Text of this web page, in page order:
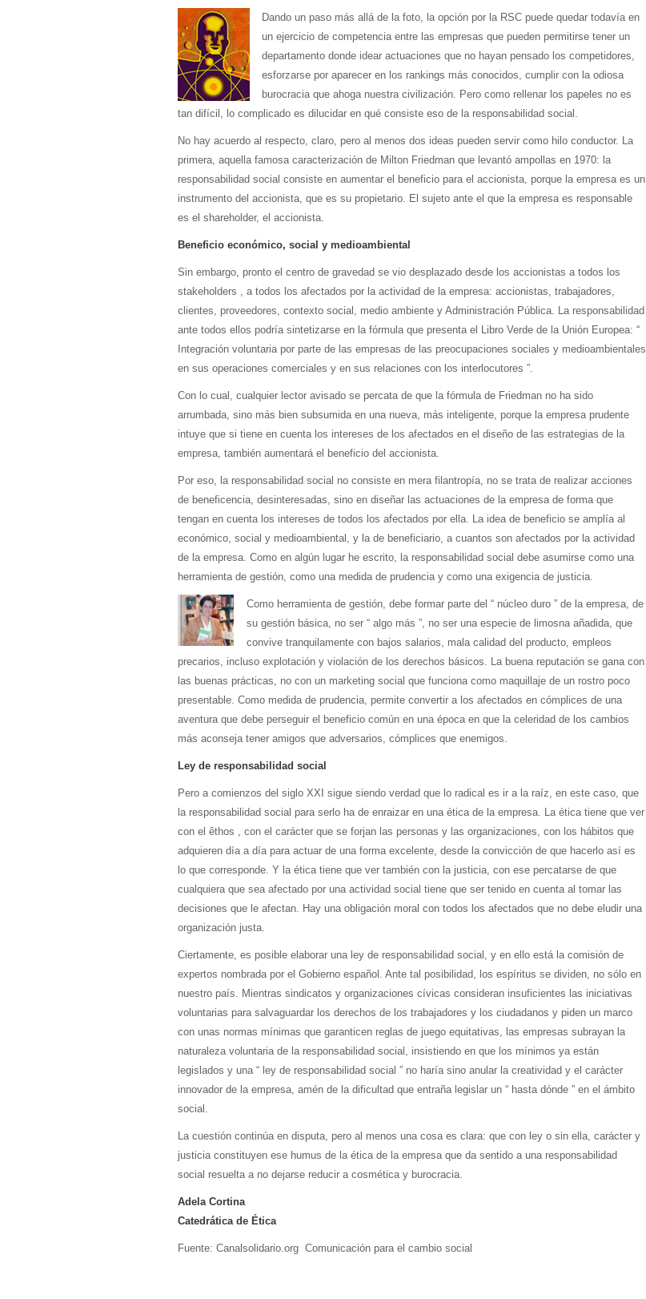
Dando un paso más allá de la foto, la opción por la RSC puede quedar todavía en
un ejercicio de competencia entre las empresas que pueden permitirse tener un
departamento donde idear actuaciones que no hayan pensado los competidores,
esforzarse por aparecer en los rankings más conocidos, cumplir con la odiosa
burocracia que ahoga nuestra civilización. Pero como rellenar los papeles no es
tan difícil, lo complicado es dilucidar en qué consiste eso de la responsabilidad social.
No hay acuerdo al respecto, claro, pero al menos dos ideas pueden servir como hilo conductor. La
primera, aquella famosa caracterización de Milton Friedman que levantó ampollas en 1970: la
responsabilidad social consiste en aumentar el beneficio para el accionista, porque la empresa es un
instrumento del accionista, que es su propietario. El sujeto ante el que la empresa es responsable
es el shareholder, el accionista.
Beneficio económico, social y medioambiental
Sin embargo, pronto el centro de gravedad se vio desplazado desde los accionistas a todos los
stakeholders , a todos los afectados por la actividad de la empresa: accionistas, trabajadores,
clientes, proveedores, contexto social, medio ambiente y Administración Pública. La responsabilidad
ante todos ellos podría sintetizarse en la fórmula que presenta el Libro Verde de la Unión Europea: “
Integración voluntaria por parte de las empresas de las preocupaciones sociales y medioambientales
en sus operaciones comerciales y en sus relaciones con los interlocutores ”.
Con lo cual, cualquier lector avisado se percata de que la fórmula de Friedman no ha sido
arrumbada, sino más bien subsumida en una nueva, más inteligente, porque la empresa prudente
intuye que si tiene en cuenta los intereses de los afectados en el diseño de las estrategias de la
empresa, también aumentará el beneficio del accionista.
Por eso, la responsabilidad social no consiste en mera filantropía, no se trata de realizar acciones
de beneficencia, desinteresadas, sino en diseñar las actuaciones de la empresa de forma que
tengan en cuenta los intereses de todos los afectados por ella. La idea de beneficio se amplía al
económico, social y medioambiental, y la de beneficiario, a cuantos son afectados por la actividad
de la empresa. Como en algún lugar he escrito, la responsabilidad social debe asumirse como una
herramienta de gestión, como una medida de prudencia y como una exigencia de justicia.
Como herramienta de gestión, debe formar parte del “ núcleo duro ” de la empresa, de
su gestión básica, no ser “ algo más ”, no ser una especie de limosna añadida, que
convive tranquilamente con bajos salarios, mala calidad del producto, empleos
precarios, incluso explotación y violación de los derechos básicos. La buena reputación se gana con
las buenas prácticas, no con un marketing social que funciona como maquillaje de un rostro poco
presentable. Como medida de prudencia, permite convertir a los afectados en cómplices de una
aventura que debe perseguir el beneficio común en una época en que la celeridad de los cambios
más aconseja tener amigos que adversarios, cómplices que enemigos.
Ley de responsabilidad social
Pero a comienzos del siglo XXI sigue siendo verdad que lo radical es ir a la raíz, en este caso, que
la responsabilidad social para serlo ha de enraizar en una ética de la empresa. La ética tiene que ver
con el êthos , con el carácter que se forjan las personas y las organizaciones, con los hábitos que
adquieren día a día para actuar de una forma excelente, desde la convicción de que hacerlo así es
lo que corresponde. Y la ética tiene que ver también con la justicia, con ese percatarse de que
cualquiera que sea afectado por una actividad social tiene que ser tenido en cuenta al tomar las
decisiones que le afectan. Hay una obligación moral con todos los afectados que no debe eludir una
organización justa.
Ciertamente, es posible elaborar una ley de responsabilidad social, y en ello está la comisión de
expertos nombrada por el Gobierno español. Ante tal posibilidad, los espíritus se dividen, no sólo en
nuestro país. Mientras sindicatos y organizaciones cívicas consideran insuficientes las iniciativas
voluntarias para salvaguardar los derechos de los trabajadores y los ciudadanos y piden un marco
con unas normas mínimas que garanticen reglas de juego equitativas, las empresas subrayan la
naturaleza voluntaria de la responsabilidad social, insistiendo en que los mínimos ya están
legislados y una “ ley de responsabilidad social ” no haría sino anular la creatividad y el carácter
innovador de la empresa, amén de la dificultad que entraña legislar un “ hasta dónde ” en el ámbito
social.
La cuestión continúa en disputa, pero al menos una cosa es clara: que con ley o sin ella, carácter y
justicia constituyen ese humus de la ética de la empresa que da sentido a una responsabilidad
social resuelta a no dejarse reducir a cosmética y burocracia.
Adela Cortina
Catedrática de Ética
Fuente: Canalsolidario.org Comunicación para el cambio social